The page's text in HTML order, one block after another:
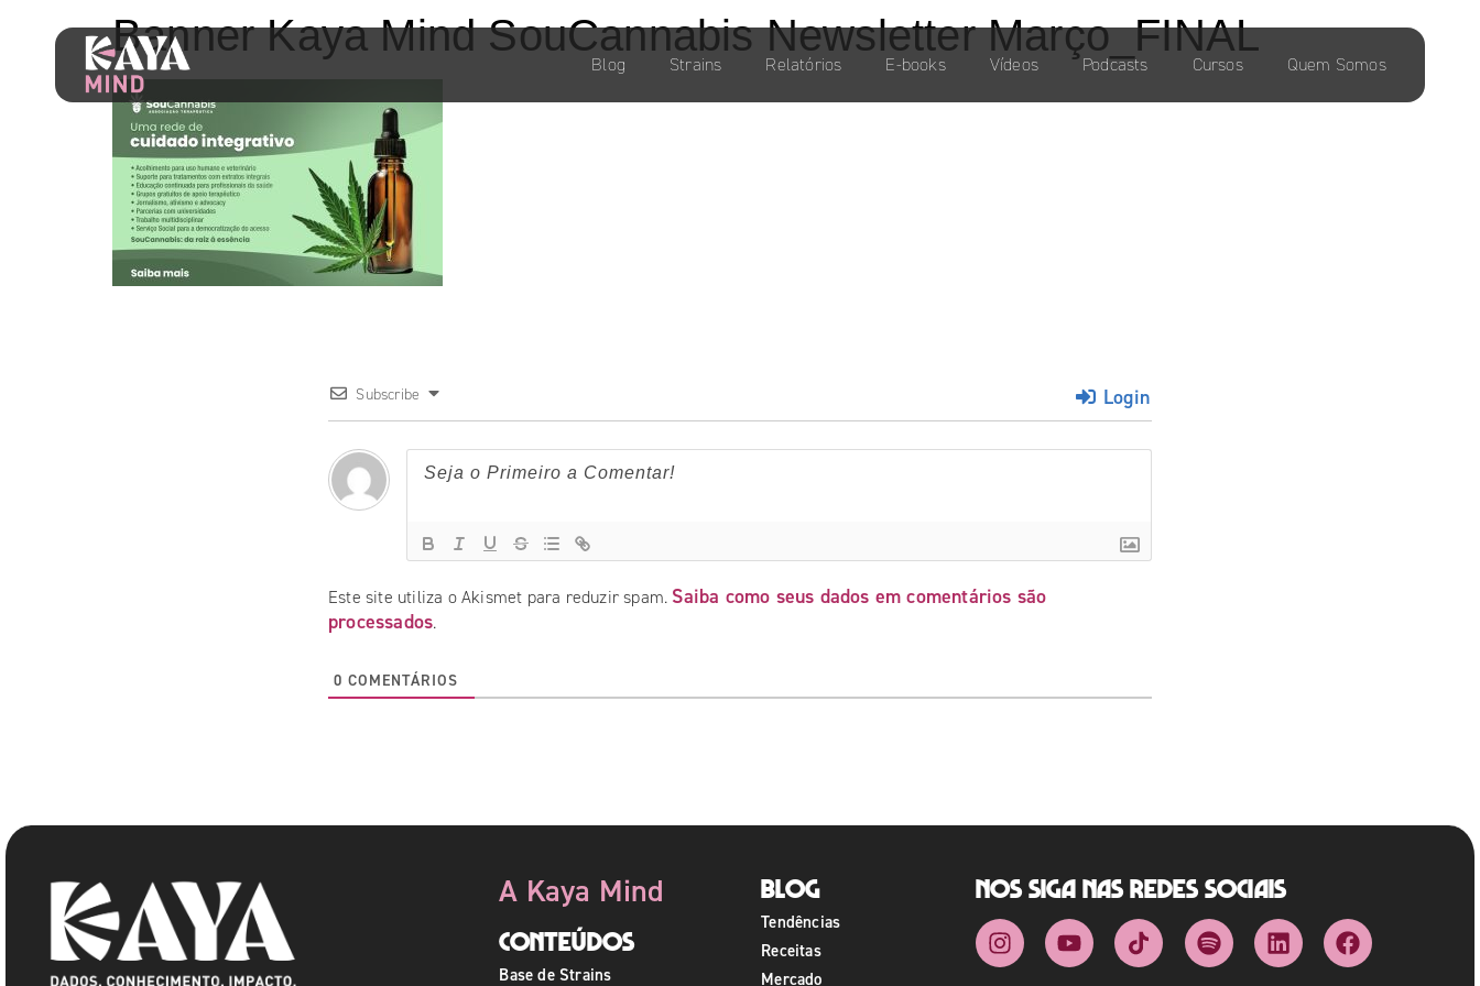
Blog Strains Relatórios E-books Vídeos Podcasts Cursos Quem Somos
Banner Kaya Mind SouCannabis Newsletter Março_FINAL
Subscribe Login
Este site utiliza o Akismet para reduzir spam. Saiba como seus dados em comentários são
processados.
0 COMENTÁRIOS
A Kaya Mind
Conteúdos
Base de Strains
Blog
Tendências
Receitas
Mercado
Nos siga nas redes sociais